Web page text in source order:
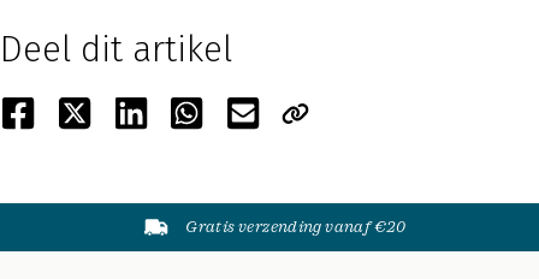
Deel dit artikel
Gratis verzending vanaf €20